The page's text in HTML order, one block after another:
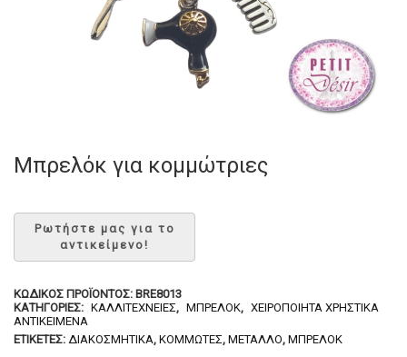
Μπρελόκ για κομμώτριες
ΚΩΔΙΚΌΣ ΠΡΟΪΌΝΤΟΣ: BRE8013
ΚΑΤΗΓΟΡΊΕΣ: ΚΑΛΛΙΤΕΧΝΕΊΕΣ, ΜΠΡΕΛΌΚ, ΧΕΙΡΟΠΟΊΗΤΑ ΧΡΗΣΤΙΚΆ
ΑΝΤΙΚΕΊΜΕΝΑ
ΕΤΙΚΈΤΕΣ: ΔΙΑΚΟΣΜΗΤΙΚΆ, ΚΟΜΜΩΤΈΣ, ΜΈΤΑΛΛΟ, ΜΠΡΕΛΌΚ